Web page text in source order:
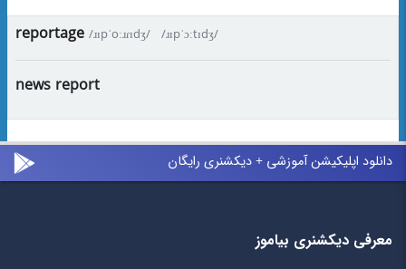
reportage /ɹɪpˈoːɹɾɪdʒ/ /ɹɪpˈɔːtɪdʒ/
news report
دانلود اپلیکیشن آموزشی + دیکشنری رایگان
معرفی دیکشنری بیاموز